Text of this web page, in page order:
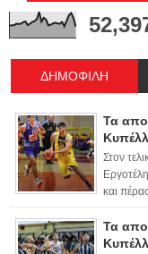
ΔΗΜΟΦΙΛΗ
Τα
Στον
και
Τα